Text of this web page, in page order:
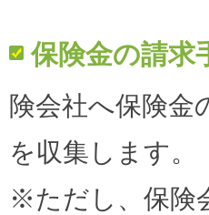
保険金の請求
険会社へ保険金
を収集します。
※ただし、保険